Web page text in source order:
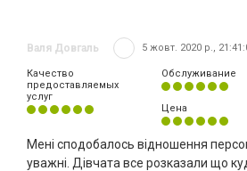
Валя Довгаль 5 жовт. 2020 р.,
Качество
предоставляемых
услуг
Обслуживание
Цена
Мені сподобалось відношення
уважні. Дівчата все розказали що